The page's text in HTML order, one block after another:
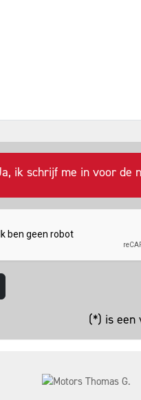
ik schrijf me in voor de
(*) is een